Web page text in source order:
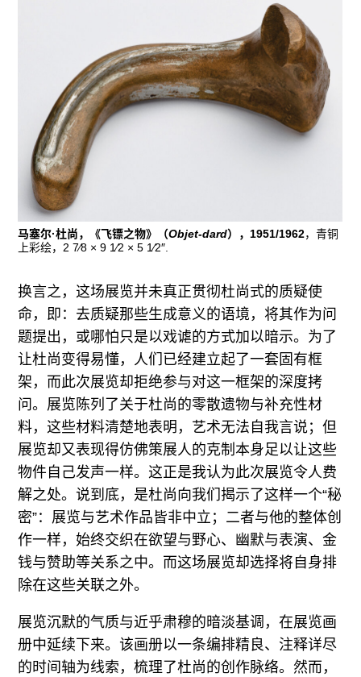
马塞尔·杜尚，《飞镖之物》（Objet-dard），1951/1962，青铜
上彩绘，2 7⁄8 × 9 1⁄2 × 5 1⁄2″.
换言之，这场展览并未真正贯彻杜尚式的质疑使
命，即：去质疑那些生成意义的语境，将其作为问
题提出，或哪怕只是以戏谑的方式加以暗示。为了
让杜尚变得易懂，人们已经建立起了一套固有框
架，而此次展览却拒绝参与对这一框架的深度拷
问。展览陈列了关于杜尚的零散遗物与补充性材
料，这些材料清楚地表明，艺术无法自我言说；但
展览却又表现得仿佛策展人的克制本身足以让这些
物件自己发声一样。这正是我认为此次展览令人费
解之处。说到底，是杜尚向我们揭示了这样一个“秘
密”：展览与艺术作品皆非中立；二者与他的整体创
作一样，始终交织在欲望与野心、幽默与表演、金
钱与赞助等关系之中。而这场展览却选择将自身排
除在这些关联之外。
展览沉默的气质与近乎肃穆的暗淡基调，在展览画
册中延续下来。该画册以一条编排精良、注释详尽
的时间轴为线索，梳理了杜尚的创作脉络。然而，